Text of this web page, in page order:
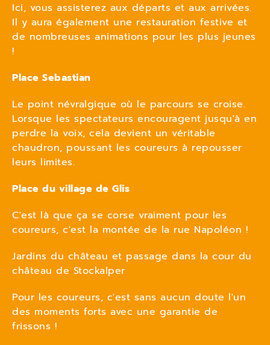
Ici, vous assisterez aux départs et aux arrivées.
Il y aura également une restauration festive et
de nombreuses animations pour les plus jeunes
!
Place Sebastian
Le point névralgique où le parcours se croise.
Lorsque les spectateurs encouragent jusqu'à en
perdre la voix, cela devient un véritable
chaudron, poussant les coureurs à repousser
leurs limites.
Place du village de Glis
C'est là que ça se corse vraiment pour les
coureurs, c'est la montée de la rue Napoléon !
Jardins du château et passage dans la cour du
château de Stockalper
Pour les coureurs, c'est sans aucun doute l'un
des moments forts avec une garantie de
frissons !